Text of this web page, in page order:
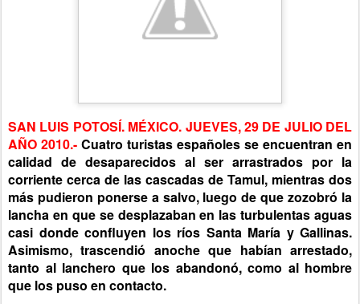
SAN LUIS POTOSÍ. MÉXICO. JUEVES, 29 DE JULIO DEL
AÑO 2010.- Cuatro turistas españoles se encuentran en
calidad de desaparecidos al ser arrastrados por la
corriente cerca de las cascadas de Tamul, mientras dos
más pudieron ponerse a salvo, luego de que zozobró la
lancha en que se desplazaban en las turbulentas aguas
casi donde confluyen los ríos Santa María y Gallinas.
Asimismo, trascendió anoche que habían arrestado,
tanto al lanchero que los abandonó, como al hombre
que los puso en contacto.